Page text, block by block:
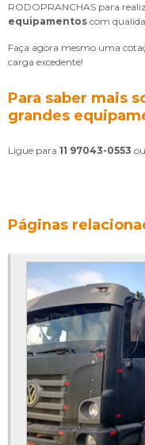
RODOPRANCHAS para
equipamentos com
Faça agora mesmo uma
carga excedente!
Para saber mais
grandes
Ligue para 11 97043-0553 ou
Páginas